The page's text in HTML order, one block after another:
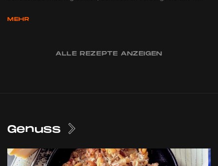
MEHR
ALLE REZEPTE ANZEIGEN
Genuss